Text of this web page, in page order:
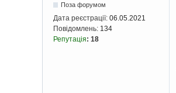
Поза форумом
Дата реєстрації: 06.05.2021
Повідомлень: 134
Репутація: 18